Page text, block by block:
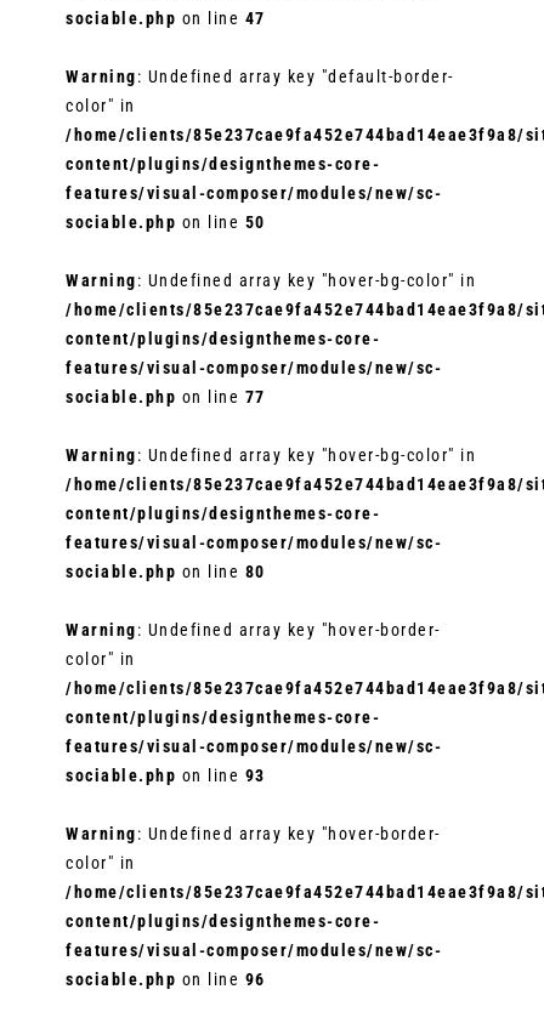
sociable.php on line 47
Warning: Undefined array key "default-border-
color" in
/home/clients/
content/plugins/designthemes-core-
features/visual-composer/modules/new/sc-
sociable.php on line 50
Warning: Undefined array key "hover-bg-color" in
/home/clients/
content/plugins/designthemes-core-
features/visual-composer/modules/new/sc-
sociable.php on line 77
Warning: Undefined array key "hover-bg-color" in
/home/clients/
content/plugins/designthemes-core-
features/visual-composer/modules/new/sc-
sociable.php on line 80
Warning: Undefined array key "hover-border-
color" in
/home/clients/
content/plugins/designthemes-core-
features/visual-composer/modules/new/sc-
sociable.php on line 93
Warning: Undefined array key "hover-border-
color" in
/home/clients/
content/plugins/designthemes-core-
features/visual-composer/modules/new/sc-
sociable.php on line 96